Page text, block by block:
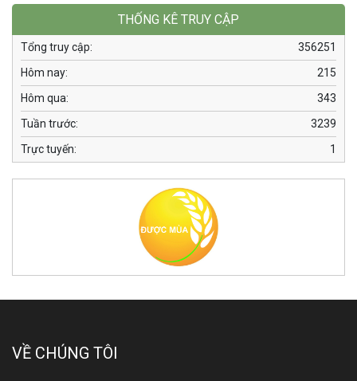
THỐNG KÊ TRUY CẬP
356251
Tổng truy cập:
215
Hôm nay:
343
Hôm qua:
3239
Tuần trước:
1
Trực tuyến:
VỀ CHÚNG TÔI